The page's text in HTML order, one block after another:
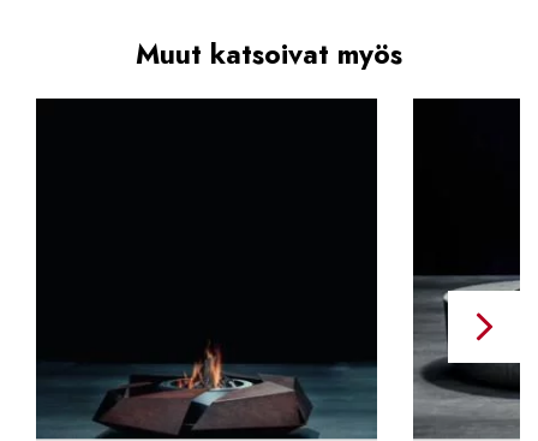
Muut katsoivat myös